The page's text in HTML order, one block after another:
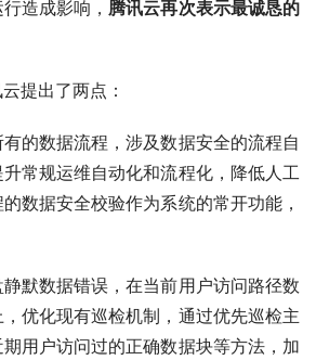
造成影响， 腾讯云再次表示最诚恳的
提出了两点：
的数据流程，涉及数据安全的流程自
常规运维自动化和流程化，降低人工
数据安全校验作为系统的常开功能，
默数据错误，在当前用户访问路径数
优化现有巡检机制，通过优先巡检主
用户访问过的正确数据块等方法，加